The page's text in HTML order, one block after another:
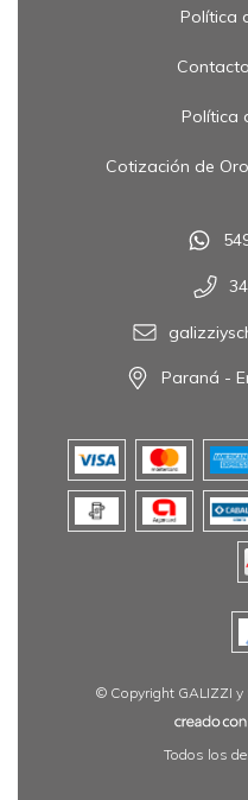
Política
Política
Cotización de
Paraná -
© Copyright GALIZZI y
Todos los